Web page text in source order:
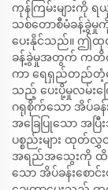
ကုန်ကြမ်းများကို ရ
သစ်တောစီမံခန့်ခွဲမှု
ပေးနိုင်သည်။ ဤထု
ခန့်ခွဲမှုအတွက် ကတိကဝ
ကာ ရေရှည်တည်တံ့သေ
သည့် ပေးပို့မှုလမ်းက
ဂရုစိုက်သော အိပ်ခန်
အခြေပြုသော အပ
ပစ္စည်းများ ထုတ်လွှ
အရည်အသွေးကို ထိန်
သော အိပ်ခန်းစော